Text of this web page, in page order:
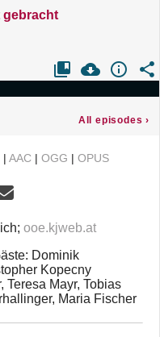
gebracht
All episodes ›
| AAC | OGG | OPUS
ooe.kjweb.at
Dominik
Kopecny
Teresa Mayr, Tobias
Maria Fischer